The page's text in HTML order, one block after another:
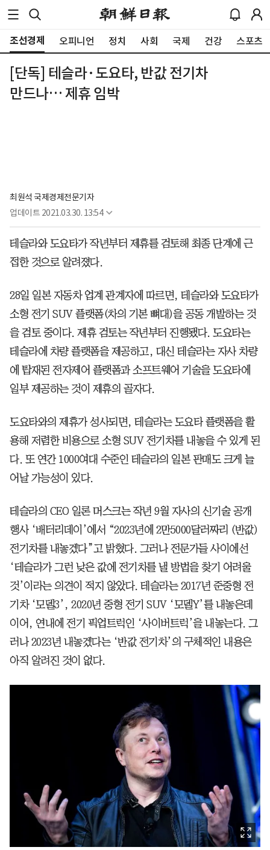
조선경제 오피니언 정치 사회 국제 건강 스포츠
[단독] 테슬라·도요타, 반값 전기차
만드나… 제휴 임박
최원석 국제경제전문기자
업데이트 2021.03.30. 13:54
테슬라와 도요타가 작년부터 제휴를 검토해 최종 단계에 근
접한 것으로 알려졌다.
28일 일본 자동차 업계 관계자에 따르면, 테슬라와 도요타가
소형 전기 SUV 플랫폼(차의 기본 뼈대)을 공동 개발하는 것
을 검토 중이다. 제휴 검토는 작년부터 진행됐다. 도요타는
테슬라에 차량 플랫폼을 제공하고, 대신 테슬라는 자사 차량
에 탑재된 전자제어 플랫폼과 소프트웨어 기술을 도요타에
일부 제공하는 것이 제휴의 골자다.
도요타와의 제휴가 성사되면, 테슬라는 도요타 플랫폼을 활
용해 저렴한 비용으로 소형 SUV 전기차를 내놓을 수 있게 된
다. 또 연간 1000여대 수준인 테슬라의 일본 판매도 크게 늘
어날 가능성이 있다.
테슬라의 CEO 일론 머스크는 작년 9월 자사의 신기술 공개
행사 ‘배터리데이’에서 “2023년에 2만5000달러짜리 (반값)
전기차를 내놓겠다”고 밝혔다. 그러나 전문가들 사이에선
‘테슬라가 그런 낮은 값에 전기차를 낼 방법을 찾기 어려울
것’이라는 의견이 적지 않았다. 테슬라는 2017년 준중형 전
기차 ‘모델3’, 2020년 중형 전기 SUV ‘모델Y’를 내놓은데
이어, 연내에 전기 픽업트럭인 ‘사이버트럭’을 내놓는다. 그
러나 2023년 내놓겠다는 ‘반값 전기차’의 구체적인 내용은
아직 알려진 것이 없다.